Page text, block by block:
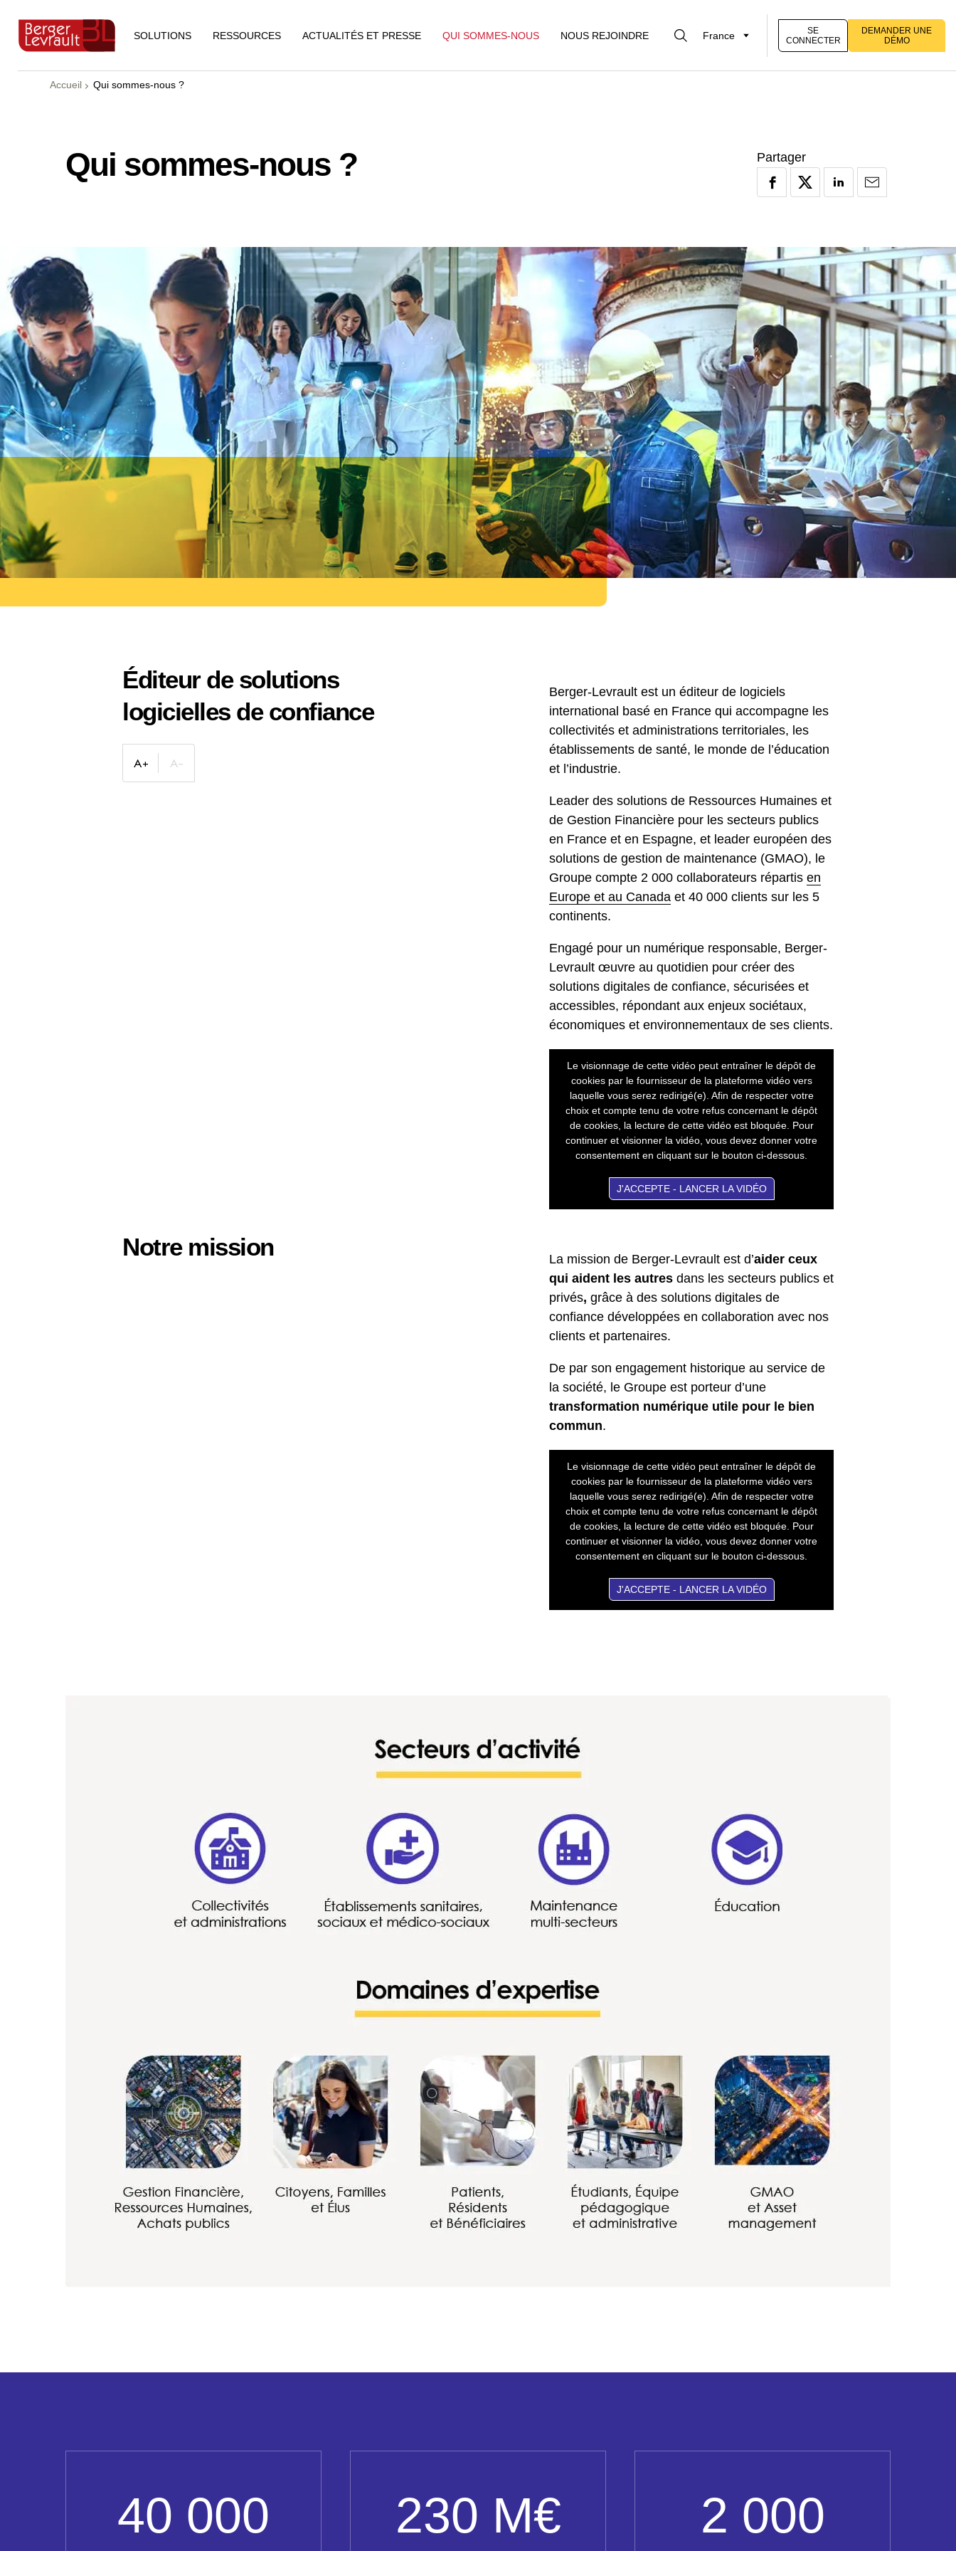
SOLUTIONS RESSOURCES ACTUALITÉS ET PRESSE QUI SOMMES-NOUS NOUS REJOINDRE France
SE
CONNECTER
DEMANDER UNE
DÉMO
Accueil Qui sommes-nous ?
Qui sommes-nous ? Partager
Éditeur de solutions
logicielles de confiance
Berger-Levrault est un éditeur de logiciels
international basé en France qui accompagne les
collectivités et administrations territoriales, les
établissements de santé, le monde de l’éducation
et l’industrie.
Leader des solutions de Ressources Humaines et
de Gestion Financière pour les secteurs publics
en France et en Espagne, et leader européen des
solutions de gestion de maintenance (GMAO), le
Groupe compte 2 000 collaborateurs répartis en
Europe et au Canada et 40 000 clients sur les 5
continents.
Engagé pour un numérique responsable, Berger-
Levrault œuvre au quotidien pour créer des
solutions digitales de confiance, sécurisées et
accessibles, répondant aux enjeux sociétaux,
économiques et environnementaux de ses clients.
Le visionnage de cette vidéo peut entraîner le dépôt de
cookies par le fournisseur de la plateforme vidéo vers
laquelle vous serez redirigé(e). Afin de respecter votre
choix et compte tenu de votre refus concernant le dépôt
de cookies, la lecture de cette vidéo est bloquée. Pour
continuer et visionner la vidéo, vous devez donner votre
consentement en cliquant sur le bouton ci-dessous.
J'ACCEPTE - LANCER LA VIDÉO
Notre mission La mission de Berger-Levrault est d’aider ceux
qui aident les autres dans les secteurs publics et
privés, grâce à des solutions digitales de
confiance développées en collaboration avec nos
clients et partenaires.
De par son engagement historique au service de
la société, le Groupe est porteur d’une
transformation numérique utile pour le bien
commun.
Le visionnage de cette vidéo peut entraîner le dépôt de
cookies par le fournisseur de la plateforme vidéo vers
laquelle vous serez redirigé(e). Afin de respecter votre
choix et compte tenu de votre refus concernant le dépôt
de cookies, la lecture de cette vidéo est bloquée. Pour
continuer et visionner la vidéo, vous devez donner votre
consentement en cliquant sur le bouton ci-dessous.
J'ACCEPTE - LANCER LA VIDÉO
40 000 230 M€ 2 000